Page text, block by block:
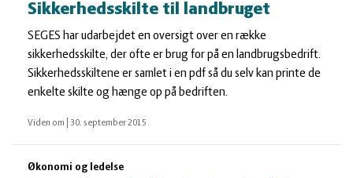
Sikkerhedsskilte til landbruget
SEGES har udarbejdet en oversigt over en række
sikkerhedsskilte, der ofte er brug for på en landbrugsbedrift.
Sikkerhedsskiltene er samlet i en pdf så du selv kan printe de
enkelte skilte og hænge op på bedriften.
Viden om 30. september 2015
Økonomi og ledelse